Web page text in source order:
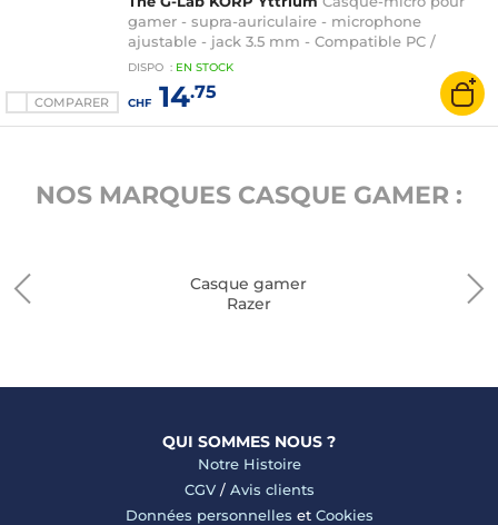
COMPARER
gamer - supra-auriculaire - microphone
ajustable - jack 3.5 mm - Compatible PC /
Consoles / Mobiles
DISPO : EN STOCK
CHF14.75
NOS MARQUES CASQUE GAMER :
Casque gamer
Razer
QUI SOMMES NOUS ?
Notre Histoire
CGV/ Avis clients
Données personnelles et Cookies